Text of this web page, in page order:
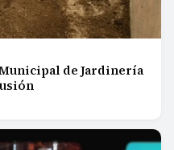
de Jardinería